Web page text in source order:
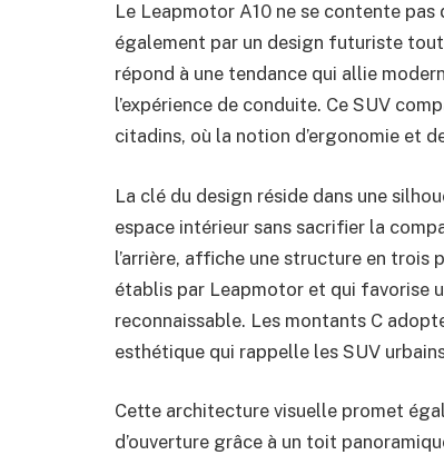
Le Leapmotor A10 ne se contente pas
également par un design futuriste
répond à une tendance qui allie
l’expérience de conduite. Ce SUV
citadins, où la notion d’ergonomie et
La clé du design réside dans une
espace intérieur sans sacrifier la
l’arrière, affiche une structure en trois
établis par Leapmotor et qui favorise
reconnaissable. Les montants C
esthétique qui rappelle les SUV
Cette architecture visuelle promet
d’ouverture grâce à un toit